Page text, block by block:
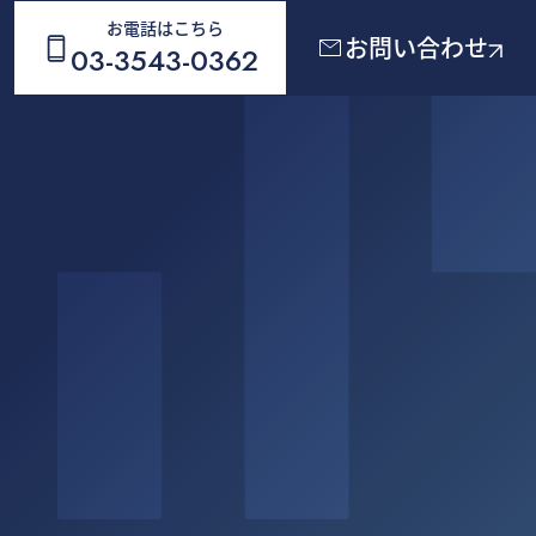
お電話はこちら
03-3543-0362 お問い合わせ